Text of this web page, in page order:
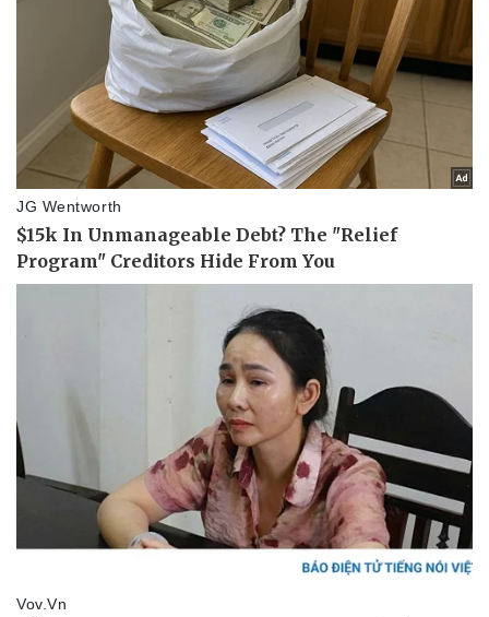
Phân tích